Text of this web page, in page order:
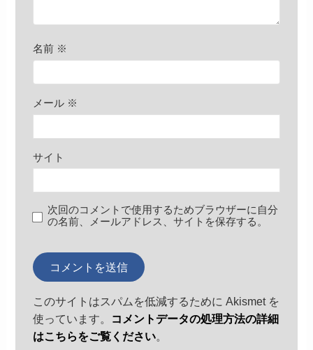
名前 ※
メール ※
サイト
次回のコメントで使用するためブラウザーに自分
の名前、メールアドレス、サイトを保存する。
このサイトはスパムを低減するために Akismet を
使っています。
コメントデータの処理方法の詳細
はこちらをご覧ください。